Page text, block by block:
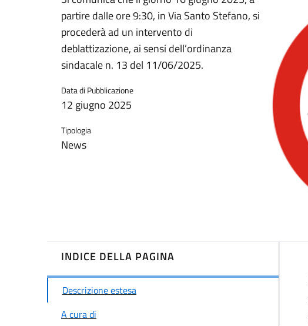
partire dalle ore 9:30, in Via Santo Stefano, si
procederà ad un intervento di
deblattizazione, ai sensi dell’ordinanza
sindacale n. 13 del 11/06/2025.
Data di Pubblicazione
12 giugno 2025
Tipologia
News
INDICE DELLA PAGINA
Descrizione estesa
A cura di